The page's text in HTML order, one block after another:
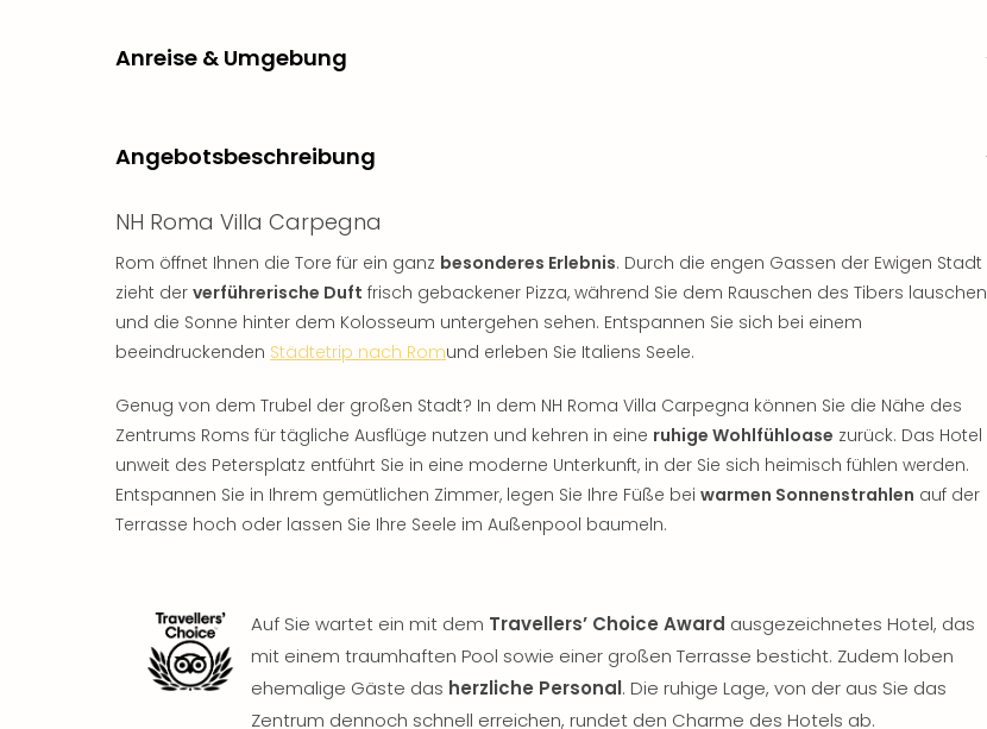
Anreise & Umgebung
Angebotsbeschreibung
NH Roma Villa Carpegna
Rom öffnet Ihnen die Tore für ein ganz besonderes Erlebnis. Durch die engen Gassen der Ewigen Stadt
zieht der verführerische Duft frisch gebackener Pizza, während Sie dem Rauschen des Tibers lauschen
und die Sonne hinter dem Kolosseum untergehen sehen. Entspannen Sie sich bei einem
beeindruckenden Städtetrip nach Romund erleben Sie Italiens Seele.
Genug von dem Trubel der großen Stadt? In dem NH Roma Villa Carpegna können Sie die Nähe des
Zentrums Roms für tägliche Ausflüge nutzen und kehren in eine ruhige Wohlfühloase zurück. Das Hotel
unweit des Petersplatz entführt Sie in eine moderne Unterkunft, in der Sie sich heimisch fühlen werden.
Entspannen Sie in Ihrem gemütlichen Zimmer, legen Sie Ihre Füße bei warmen Sonnenstrahlen auf der
Terrasse hoch oder lassen Sie Ihre Seele im Außenpool baumeln.
Auf Sie wartet ein mit dem Travellers’ Choice Award ausgezeichnetes Hotel, das
mit einem traumhaften Pool sowie einer großen Terrasse besticht. Zudem loben
ehemalige Gäste das herzliche Personal. Die ruhige Lage, von der aus Sie das
Zentrum dennoch schnell erreichen, rundet den Charme des Hotels ab.